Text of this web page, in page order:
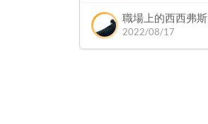
職場上的西西弗斯
2022/08/17